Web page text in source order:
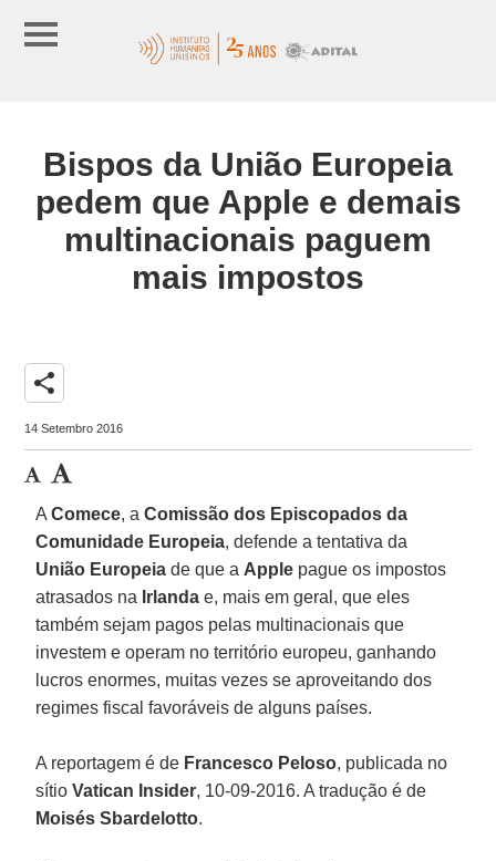
Bispos da União Europeia
pedem que Apple e demais
multinacionais paguem
mais impostos
share
14 Setembro 2016
AComece, aComissão dos Episcopados da
Comunidade Europeia, defende a tentativa da
União Europeia de que a Apple pague os impostos
atrasados na Irlanda e, mais em geral, que eles
também sejam pagos pelas multinacionais que
investem e operam no território europeu, ganhando
lucros enormes, muitas vezes se aproveitando dos
regimes fiscal favoráveis de alguns países.
A reportagem é de Francesco Peloso, publicada no
sítioVatican Insider, 10-09-2016. A tradução é de
Moisés Sbardelotto.